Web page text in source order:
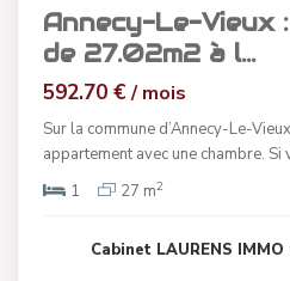
Annecy-Le-Vieux
de 27.02m2 à l...
592.70 €/ mois
Sur la commune d’Annecy-Le-
appartement avec une chambre. Si
1
27 m2
Cabinet LAURENS IMMO